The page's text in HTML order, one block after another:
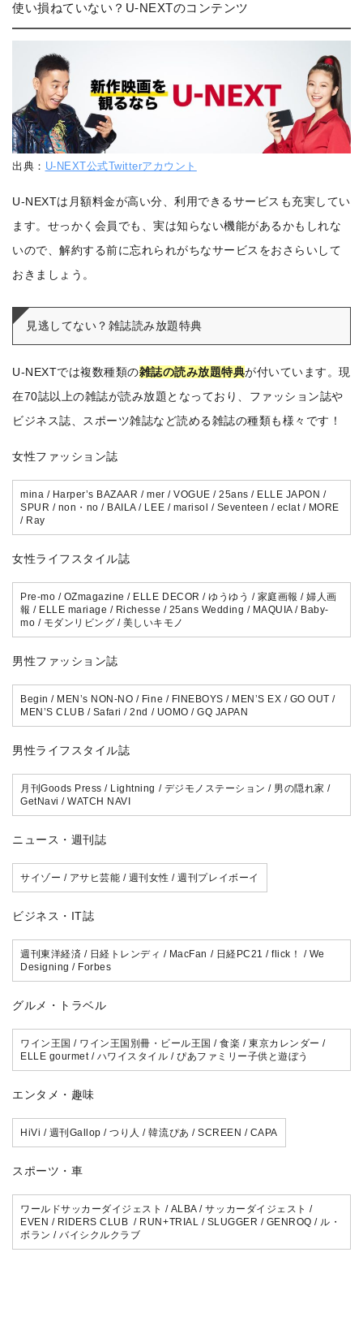
使い損ねていない？U-NEXTのコンテンツ
出典： U-NEXT公式Twitterアカウント
U-NEXTは月額料金が高い分、利用できるサービスも充実してい
ます。せっかく会員でも、実は知らない機能があるかもしれな
いので、解約する前に忘れられがちなサービスをおさらいして
おきましょう。
見逃してない？雑誌読み放題特典
U-NEXTでは複数種類の雑誌の読み放題特典が付いています。現
在70誌以上の雑誌が読み放題となっており、ファッション誌や
ビジネス誌、スポーツ雑誌など読める雑誌の種類も様々です！
女性ファッション誌
mina / Harper’s BAZAAR / mer / VOGUE / 25ans / ELLE JAPON /
SPUR / non・no / BAILA / LEE / marisol / Seventeen / eclat / MORE
/ Ray
女性ライフスタイル誌
Pre-mo / OZmagazine / ELLE DECOR / ゆうゆう / 家庭画報 / 婦人画
報 / ELLE mariage / Richesse / 25ans Wedding / MAQUIA / Baby-
mo / モダンリビング / 美しいキモノ
男性ファッション誌
Begin / MEN’s NON-NO / Fine / FINEBOYS / MEN’S EX / GO OUT /
MEN’S CLUB / Safari / 2nd / UOMO / GQ JAPAN
男性ライフスタイル誌
月刊Goods Press / Lightning / デジモノステーション / 男の隠れ家 /
GetNavi / WATCH NAVI
ニュース・週刊誌
サイゾー / アサヒ芸能 / 週刊女性 / 週刊プレイボーイ
ビジネス・IT誌
週刊東洋経済 / 日経トレンディ / MacFan / 日経PC21 / flick！ / We
Designing / Forbes
グルメ・トラベル
ワイン王国 / ワイン王国別冊・ビール王国 / 食楽 / 東京カレンダー /
ELLE gourmet / ハワイスタイル / ぴあファミリー子供と遊ぼう
エンタメ・趣味
HiVi / 週刊Gallop / つり人 / 韓流ぴあ / SCREEN / CAPA
スポーツ・車
ワールドサッカーダイジェスト / ALBA / サッカーダイジェスト /
EVEN / RIDERS CLUB / RUN+TRIAL / SLUGGER / GENROQ / ル・
ボラン / バイシクルクラブ